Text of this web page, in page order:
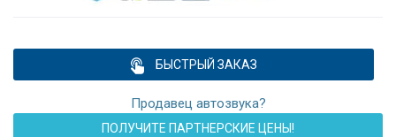
БЫСТРЫЙ ЗАКАЗ
Продавец автозвука?
ПОЛУЧИТЕ ПАРТНЕРСКИЕ ЦЕНЫ!